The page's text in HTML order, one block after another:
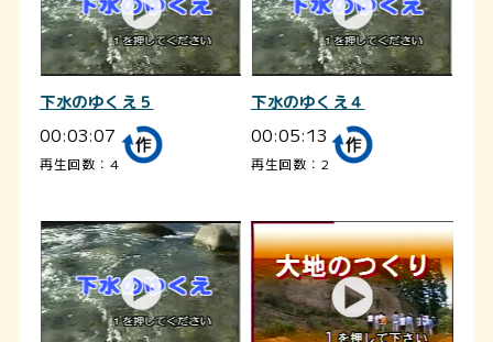
下水のゆくえ５
00:03:07
再生回数：4
下水のゆくえ４
00:05:13
再生回数：2